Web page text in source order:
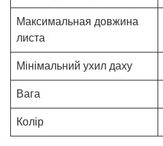
Максимальная довжина
листа
Мінімальний ухил даху
Вага
Колір